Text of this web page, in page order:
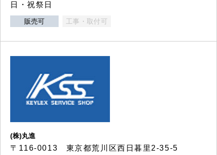
日・祝祭日
販売可 工事・取付可
(株)丸進
〒116-0013 東京都荒川区西日暮里2-35-5